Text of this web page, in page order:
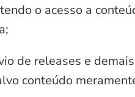
o acesso a
de releases e
conteúdo